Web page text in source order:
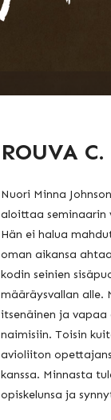
ROUVA C.
Nuori Minna
aloittaa seminaarin
Hän ei halua
oman aikansa
kodin seinien
määräysvallan alle.
itsenäinen ja vapaa
naimisiin. Toisin
avioliiton
kanssa. Minnasta
opiskelunsa ja